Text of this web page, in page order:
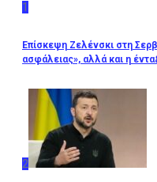
1
Επίσκεψη Ζελένσκι στη
ασφάλειας», αλλά και η
2